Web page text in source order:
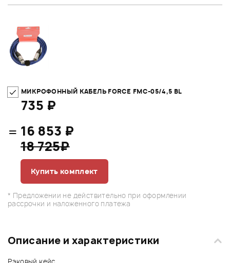
МИКРОФОННЫЙ КАБЕЛЬ FORCE FMC-05/4,5 BL
735 ₽
= 16 853 ₽
18 725₽
Купить комплект
* Предложении не действительно при оформлении
рассрочки и наложенного платежа
Описание и характеристики